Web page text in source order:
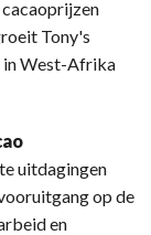
Tony's
in West-Afrika
uitdagingen
op de
en